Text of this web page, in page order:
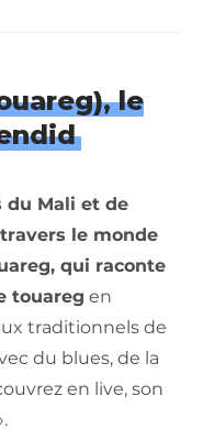
le
du Mali et de
le monde
qui raconte
touareg en
traditionnels de
du blues, de la
en live, son